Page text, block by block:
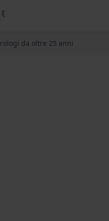
da oltre 25 anni